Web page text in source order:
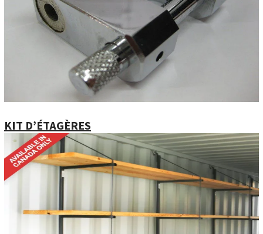
KIT D’ÉTAGÈRES